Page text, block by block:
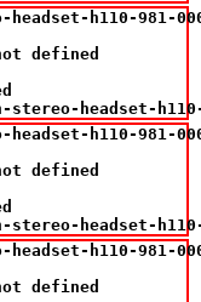
h110-981-
defined
stereo-headset-
h110-981-
defined
stereo-headset-
h110-981-
defined